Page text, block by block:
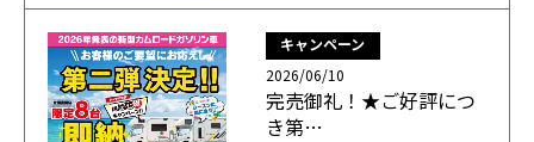
キャンペーン
2026/06/10
完売御礼！★ご好評につ
き第…